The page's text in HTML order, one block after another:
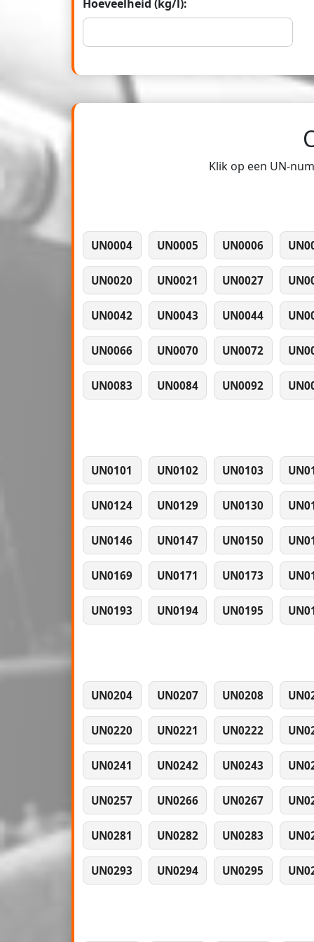
Hoeveelheid (kg/l):
Klik op een UN-
UN0004 UN0005 UN0006
UN0020 UN0021 UN0027
UN0042 UN0043 UN0044
UN0066 UN0070 UN0072
UN0083 UN0084 UN0092
UN0101 UN0102 UN0103
UN0124 UN0129 UN0130
UN0146 UN0147 UN0150
UN0169 UN0171 UN0173
UN0193 UN0194 UN0195
UN0204 UN0207 UN0208
UN0220 UN0221 UN0222
UN0241 UN0242 UN0243
UN0257 UN0266 UN0267
UN0281 UN0282 UN0283
UN0293 UN0294 UN0295